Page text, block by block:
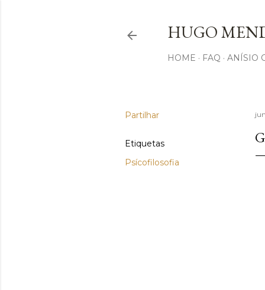
HUGO
HOME FAQ ANÍSIO
Partilhar
Etiquetas
Psícofilosofia